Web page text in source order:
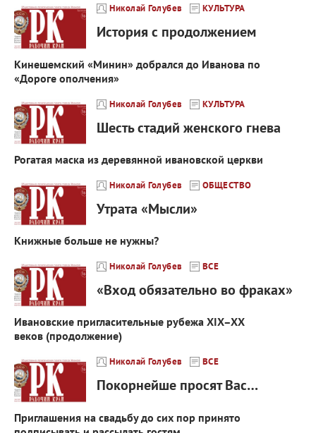
Николай Голубев КУЛЬТУРА
История с продолжением
Кинешемский «Минин» добрался до Иванова по
«Дороге ополчения»
Николай Голубев КУЛЬТУРА
Шесть стадий женского гнева
Рогатая маска из деревянной ивановской церкви
Николай Голубев ОБЩЕСТВО
Утрата «Мысли»
Книжные больше не нужны?
Николай Голубев ВСЕ
«Вход обязательно во фраках»
Ивановские пригласительные рубежа ХIХ–ХХ
веков (продолжение)
Николай Голубев ВСЕ
Покорнейше просят Вас…
Приглашения на свадьбу до сих пор принято